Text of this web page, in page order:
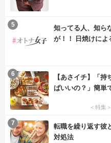
知ってる人、知ら
が！！ 日焼けによ
5
【あさイチ】「
ばいいの？」簡単
＜特集
6
転職を繰り返す彼
対処法
7